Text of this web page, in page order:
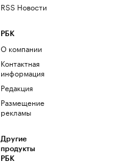
RSS Новости
РБК
О компании
Контактная
информация
Редакция
Размещение
рекламы
Другие
продукты
РБК